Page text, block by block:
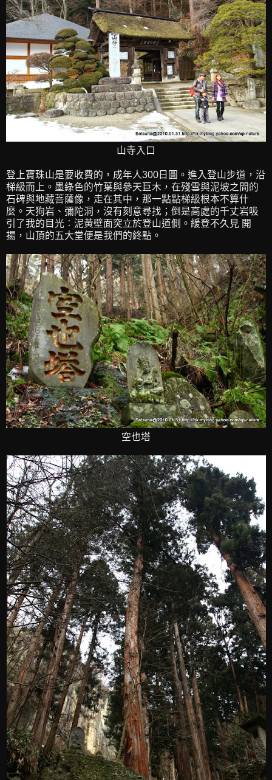
山寺入口
登上寶珠山是要收費的，成年人300日圓。進入登山步道，沿
梯級而上。墨綠色的竹葉與參天巨木，在殘雪與泥坡之間的
石碑與地藏菩薩像，走在其中，那一點點梯級根本不算什
麼。天狗岩、彌陀洞，沒有刻意尋找；倒是高處的千丈岩吸
引了我的目光︰泥黃壁面突立於登山道側。緩登不久見 開
揚，山頂的五大堂便是我們的終點。
空也塔